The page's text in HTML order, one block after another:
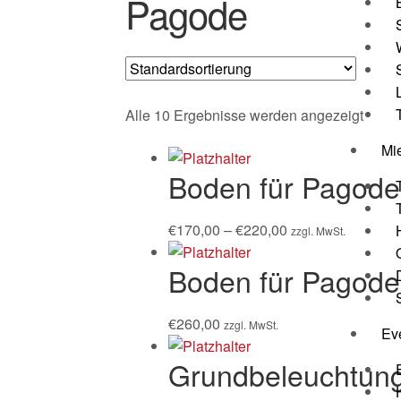
Pagode
Alle 10 Ergebnisse werden angezeigt
Boden für
€170,00 –€220,00 zzgl. MwSt.
Boden für
€260,00 zzgl. MwSt.